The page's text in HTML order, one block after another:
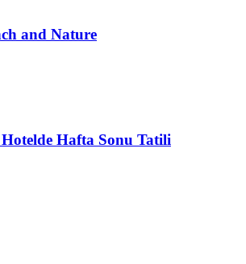
and Nature
Hafta Sonu Tatili